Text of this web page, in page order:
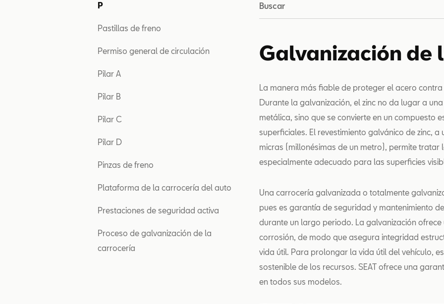
P
Pastillas de freno
Permiso general de circulación
Pilar A
Pilar B
Pilar C
Pilar D
Pinzas de freno
Plataforma de la carrocería del auto
Prestaciones de seguridad activa
Proceso de galvanización de la
carrocería
Buscar
Galvanización de
La manera más fiable de proteger el acero
Durante la galvanización, el zinc no da lugar a
metálica, sino que se convierte en un compuesto
superficiales. El revestimiento galvánico de zinc,
micras (millonésimas de un metro), permite tratar
especialmente adecuado para las superficies
Una carrocería galvanizada o totalmente
pues es garantía de seguridad y mantenimiento
durante un largo periodo. La galvanización
corrosión, de modo que asegura integridad
vida útil. Para prolongar la vida útil del vehículo,
sostenible de los recursos. SEAT ofrece una
en todos sus modelos.